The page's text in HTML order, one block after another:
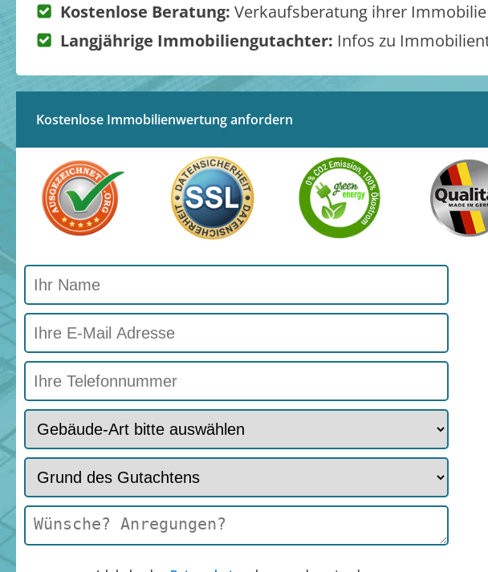
Kostenlose Beratung: Verkaufsberatung ihrer Immobilie
Langjährige Immobiliengutachter: Infos zu
Kostenlose Immobilienwertung anfordern